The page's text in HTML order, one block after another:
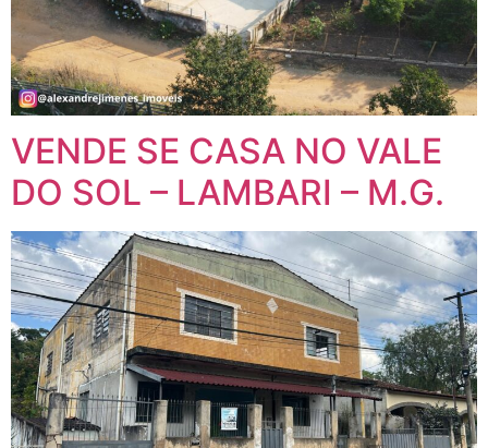
VENDE SE CASA NO VALE
DO SOL – LAMBARI – M.G.